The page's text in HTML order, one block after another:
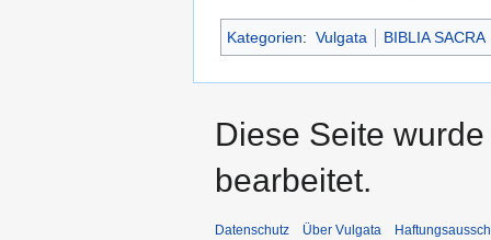
Kategorien: Vulgata BIBLIA SACRA
Diese Seite
bearbeitet.
Datenschutz Über Vulgata